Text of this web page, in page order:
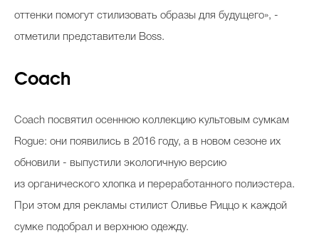
оттенки помогут стилизовать образы для будущего», -
отметили представители Boss.
Coach
Coach посвятил осеннюю коллекцию культовым сумкам
Rogue: они появились в 2016 году, а в новом сезоне их
обновили - выпустили экологичную версию
из органического хлопка и переработанного полиэстера.
При этом для рекламы стилист Оливье Риццо к каждой
сумке подобрал и верхнюю одежду.